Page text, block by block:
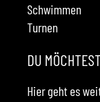
Schwimmen
Turnen
DU
Hier geht es